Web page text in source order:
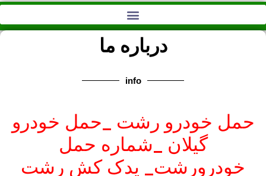
درباره ما
info
حمل خودرو رشت _حمل خودرو
گیلان _شماره حمل
خودرورشت_ یدک کش رشت